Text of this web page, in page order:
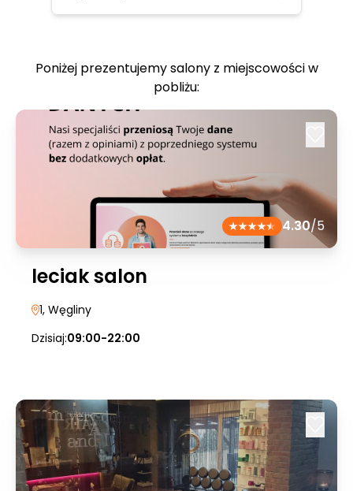
Poniżej prezentujemy salony z miejscowości w
pobliżu:
4.30/5
leciak salon
1, Węgliny
Dzisiaj:09:00-22:00